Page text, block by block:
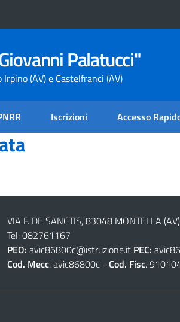
Palatucci"
(AV) e Castelfranci (AV)
Iscrizioni Accesso
VIA F. DE SANCTIS, 83048 MONTELLA (AV)
Tel: 082761167
PEO: avic86800c@istruzione.it PEC:
Cod. Mecc. avic86800c - Cod. Fisc.